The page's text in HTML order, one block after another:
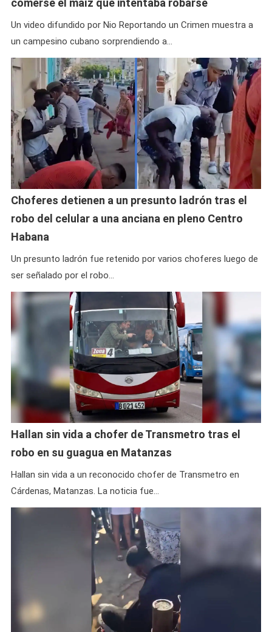
comerse el maíz que intentaba robarse
Un video difundido por Nio Reportando un Crimen muestra a
un campesino cubano sorprendiendo a…
Choferes detienen a un presunto ladrón tras el
robo del celular a una anciana en pleno Centro
Habana
Un presunto ladrón fue retenido por varios choferes luego de
ser señalado por el robo…
Hallan sin vida a chofer de Transmetro tras el
robo en su guagua en Matanzas
Hallan sin vida a un reconocido chofer de Transmetro en
Cárdenas, Matanzas. La noticia fue…